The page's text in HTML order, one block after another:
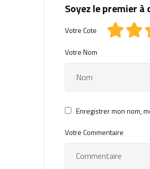
Soyez le premier
Votre Cote
Votre Nom
Enregistrer mon nom,
Votre Commentaire